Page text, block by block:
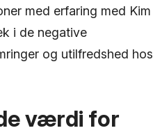
med erfaring med Kim
i de negative
og utilfredshed hos
værdi for